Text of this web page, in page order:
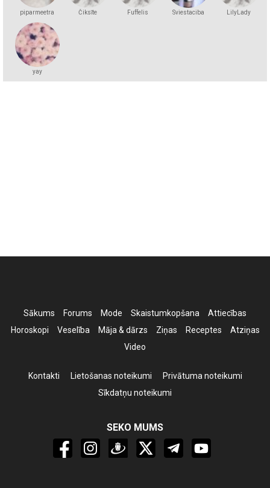
piparmeetra Čiksīte Fuffelis Sviestaciba LilyLady
yay
Sākums Forums Mode Skaistumkopšana
Attiecības
Horoskopi
Veselība Māja & dārzs Ziņas Receptes
Atziņas
Video
Kontakti Lietošanas noteikumi
Privātuma noteikumi
Sīkdatņu noteikumi
SEKO MUMS